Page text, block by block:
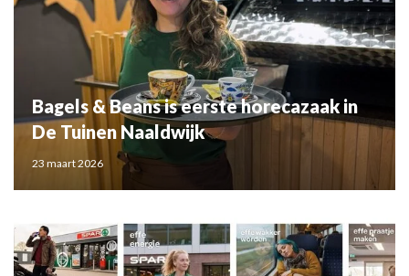
Bagels & Beans is eerste horecazaak in
De Tuinen Naaldwijk
23 maart 2026